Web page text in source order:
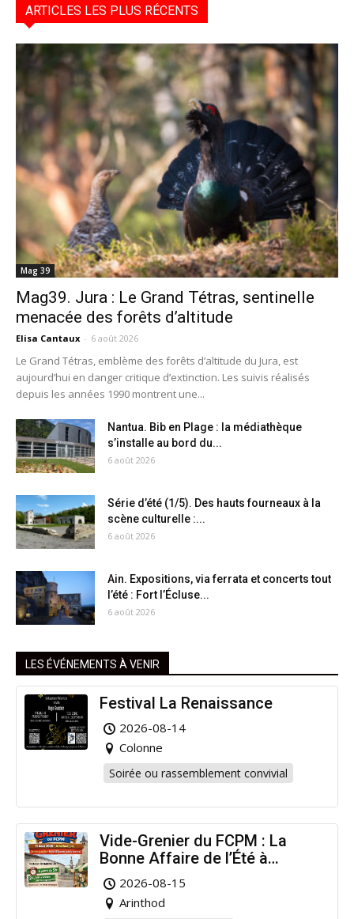
ARTICLES LES PLUS RÉCENTS
Mag 39
Mag39. Jura : Le Grand Tétras, sentinelle
menacée des forêts d’altitude
Elisa Cantaux - 6 août 2026
Le Grand Tétras, emblème des forêts d’altitude du Jura, est
aujourd’hui en danger critique d’extinction. Les suivis réalisés
depuis les années 1990 montrent une...
Nantua. Bib en Plage : la médiathèque
s’installe au bord du...
6 août 2026
Série d’été (1/5). Des hauts fourneaux à la
scène culturelle :...
6 août 2026
Ain. Expositions, via ferrata et concerts tout
l’été : Fort l’Écluse...
6 août 2026
LES ÉVÉNEMENTS À VENIR
Festival La Renaissance
2026-08-14
Colonne
Soirée ou rassemblement convivial
Vide-Grenier du FCPM : La
Bonne Affaire de l’Été à
Arinthod !
2026-08-15
Arinthod